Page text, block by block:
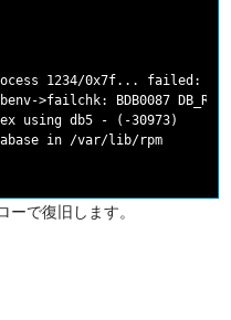
1234/0x7f... failed:
>failchk: BDB0087
using db5 - (-30973)
in /var/lib/rpm
で復旧します。